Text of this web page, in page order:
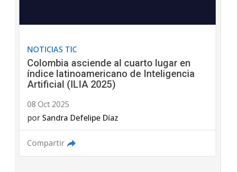
NOTICIAS TIC
Colombia asciende al cuarto lugar en
índice latinoamericano de Inteligencia
Artificial (ILIA 2025)
08 Oct 2025
por Sandra Defelipe Díaz
Compartir